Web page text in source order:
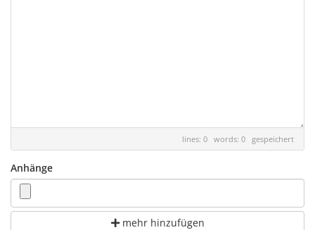
lines: 0 words: 0 gespeichert
Anhänge
mehr hinzufügen